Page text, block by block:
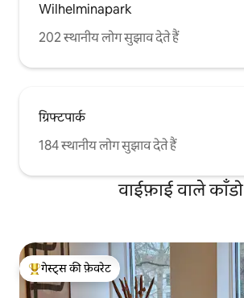
Wilhelminapark
202 स्थानीय लोग सुझाव देते हैं
ग्रिफ्टपार्क
184 स्थानीय लोग सुझाव देते हैं
वाईफ़ाई वाले काँडो
गेस्ट्स का टॉप फ़ेवरेट
गेस्ट्स की फ़ेवरेट